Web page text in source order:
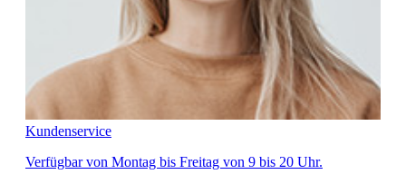
Kundenservice
Verfügbar von Montag bis Freitag von 9 bis 20 Uhr.